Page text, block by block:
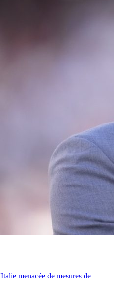
menacée de mesures de